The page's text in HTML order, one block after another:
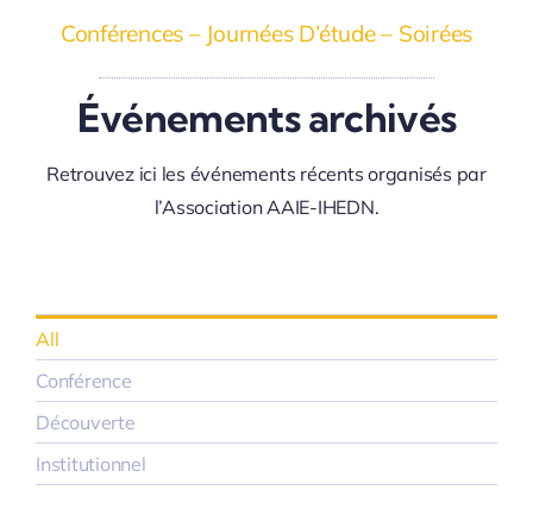
Conférences – Journées D’étude – Soirées
Événements archivés
Retrouvez ici les événements récents organisés par
l’Association AAIE-IHEDN.
All
Conférence
Découverte
Institutionnel